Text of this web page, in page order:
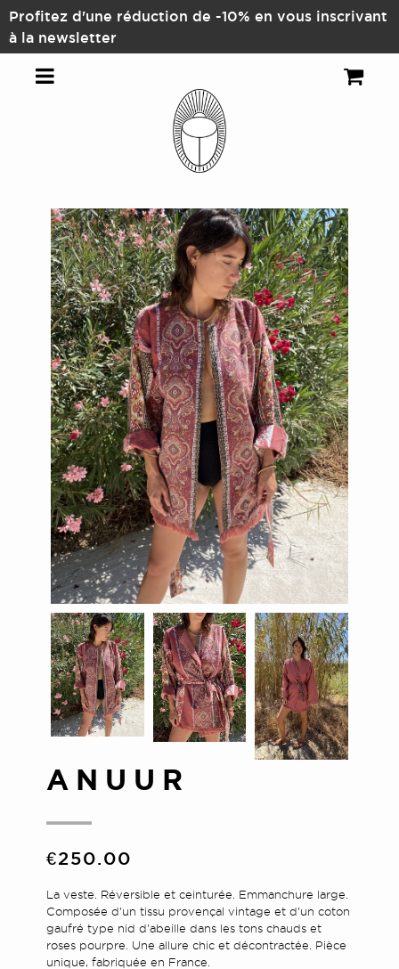
Profitez d'une réduction de -10% en vous inscrivant
à la newsletter
ANUUR
€250.00
La veste. Réversible et ceinturée. Emmanchure large.
Composée d'un tissu provençal vintage et d'un coton
gaufré type nid d'abeille dans les tons chauds et
roses pourpre. Une allure chic et décontractée. Pièce
unique, fabriquée en France.